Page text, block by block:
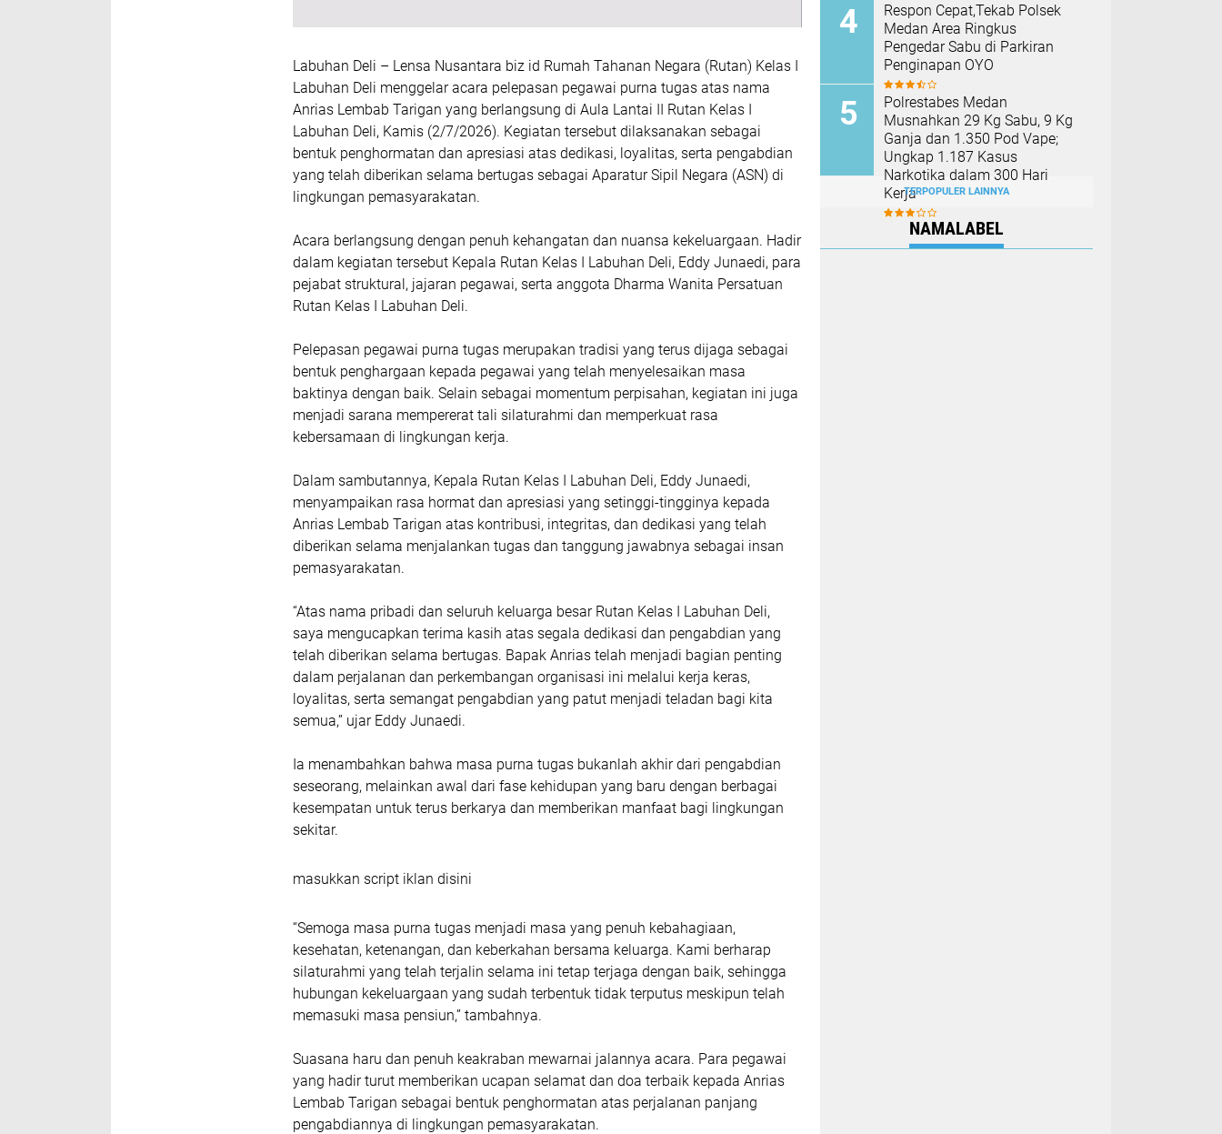
Labuhan Deli – Lensa Nusantara biz id Rumah Tahanan Negara (Rutan) Kelas I
Labuhan Deli menggelar acara pelepasan pegawai purna tugas atas nama
Anrias Lembab Tarigan yang berlangsung di Aula Lantai II Rutan Kelas I
Labuhan Deli, Kamis (2/7/2026). Kegiatan tersebut dilaksanakan sebagai
bentuk penghormatan dan apresiasi atas dedikasi, loyalitas, serta pengabdian
yang telah diberikan selama bertugas sebagai Aparatur Sipil Negara (ASN) di
lingkungan pemasyarakatan.
Acara berlangsung dengan penuh kehangatan dan nuansa kekeluargaan. Hadir
dalam kegiatan tersebut Kepala Rutan Kelas I Labuhan Deli, Eddy Junaedi, para
pejabat struktural, jajaran pegawai, serta anggota Dharma Wanita Persatuan
Rutan Kelas I Labuhan Deli.
Pelepasan pegawai purna tugas merupakan tradisi yang terus dijaga sebagai
bentuk penghargaan kepada pegawai yang telah menyelesaikan masa
baktinya dengan baik. Selain sebagai momentum perpisahan, kegiatan ini juga
menjadi sarana mempererat tali silaturahmi dan memperkuat rasa
kebersamaan di lingkungan kerja.
Dalam sambutannya, Kepala Rutan Kelas I Labuhan Deli, Eddy Junaedi,
menyampaikan rasa hormat dan apresiasi yang setinggi-tingginya kepada
Anrias Lembab Tarigan atas kontribusi, integritas, dan dedikasi yang telah
diberikan selama menjalankan tugas dan tanggung jawabnya sebagai insan
pemasyarakatan.
“Atas nama pribadi dan seluruh keluarga besar Rutan Kelas I Labuhan Deli,
saya mengucapkan terima kasih atas segala dedikasi dan pengabdian yang
telah diberikan selama bertugas. Bapak Anrias telah menjadi bagian penting
dalam perjalanan dan perkembangan organisasi ini melalui kerja keras,
loyalitas, serta semangat pengabdian yang patut menjadi teladan bagi kita
semua,” ujar Eddy Junaedi.
Ia menambahkan bahwa masa purna tugas bukanlah akhir dari pengabdian
seseorang, melainkan awal dari fase kehidupan yang baru dengan berbagai
kesempatan untuk terus berkarya dan memberikan manfaat bagi lingkungan
sekitar.
masukkan script iklan disini
“Semoga masa purna tugas menjadi masa yang penuh kebahagiaan,
kesehatan, ketenangan, dan keberkahan bersama keluarga. Kami berharap
silaturahmi yang telah terjalin selama ini tetap terjaga dengan baik, sehingga
hubungan kekeluargaan yang sudah terbentuk tidak terputus meskipun telah
memasuki masa pensiun,” tambahnya.
Suasana haru dan penuh keakraban mewarnai jalannya acara. Para pegawai
yang hadir turut memberikan ucapan selamat dan doa terbaik kepada Anrias
Lembab Tarigan sebagai bentuk penghormatan atas perjalanan panjang
pengabdiannya di lingkungan pemasyarakatan.
Respon Cepat,Tekab Polsek
Medan Area Ringkus
Pengedar Sabu di Parkiran
Penginapan OYO
Polrestabes Medan
Musnahkan 29 Kg Sabu, 9 Kg
Ganja dan 1.350 Pod Vape;
Ungkap 1.187 Kasus
Narkotika dalam 300 Hari
KerjaTERPOPULER LAINNYA
NAMALABEL